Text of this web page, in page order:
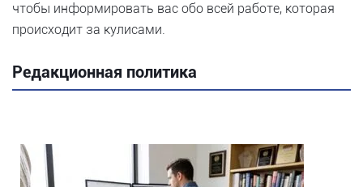
чтобы информировать вас обо всей работе, которая
происходит за кулисами.
Редакционная политика